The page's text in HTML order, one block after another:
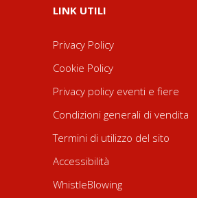
LINK UTILI
Privacy Policy
Cookie Policy
Privacy policy eventi e fiere
Condizioni generali di vendita
Termini di utilizzo del sito
Accessibilità
WhistleBlowing